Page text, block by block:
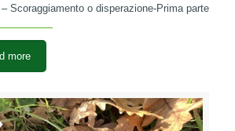
Scoraggiamento o disperazione-Prima parte
more